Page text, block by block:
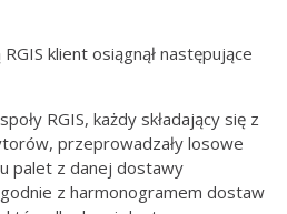
klient osiągnął następujące
RGIS, każdy składający się z
przeprowadzały losowe
palet z danej dostawy
z harmonogramem dostaw